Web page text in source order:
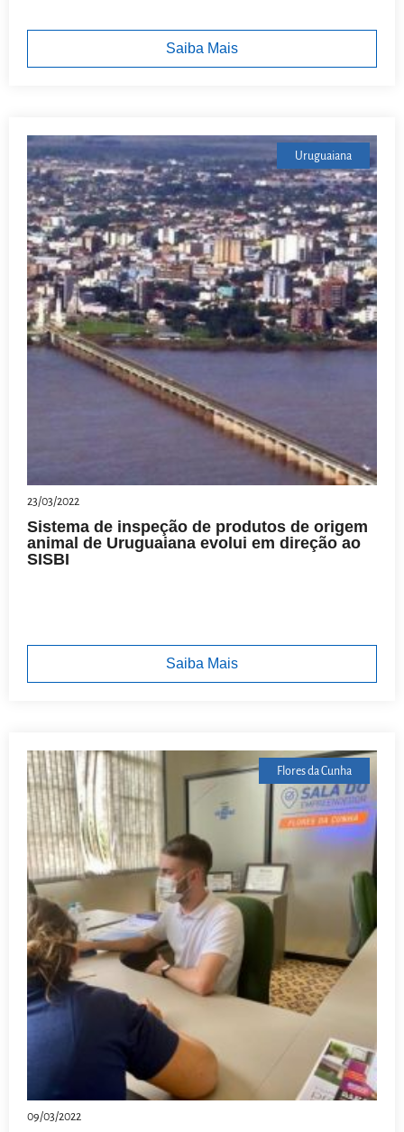
Saiba Mais
Uruguaiana
23/03/2022
Sistema de inspeção de produtos de origem
animal de Uruguaiana evolui em direção ao
SISBI
Saiba Mais
Flores da Cunha
09/03/2022